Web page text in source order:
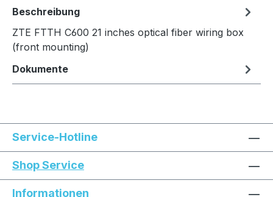
Beschreibung
ZTE FTTH C600 21 inches optical fiber wiring box
(front mounting)
Dokumente
Service-Hotline
Shop Service
Informationen